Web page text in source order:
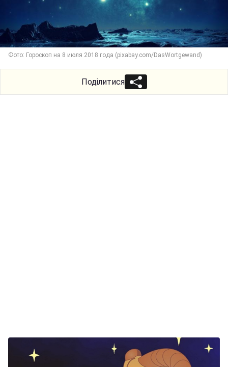
Фото: Гороскоп на 8 июля 2018 года (pixabay.com/DasWortgewand)
Поділитися